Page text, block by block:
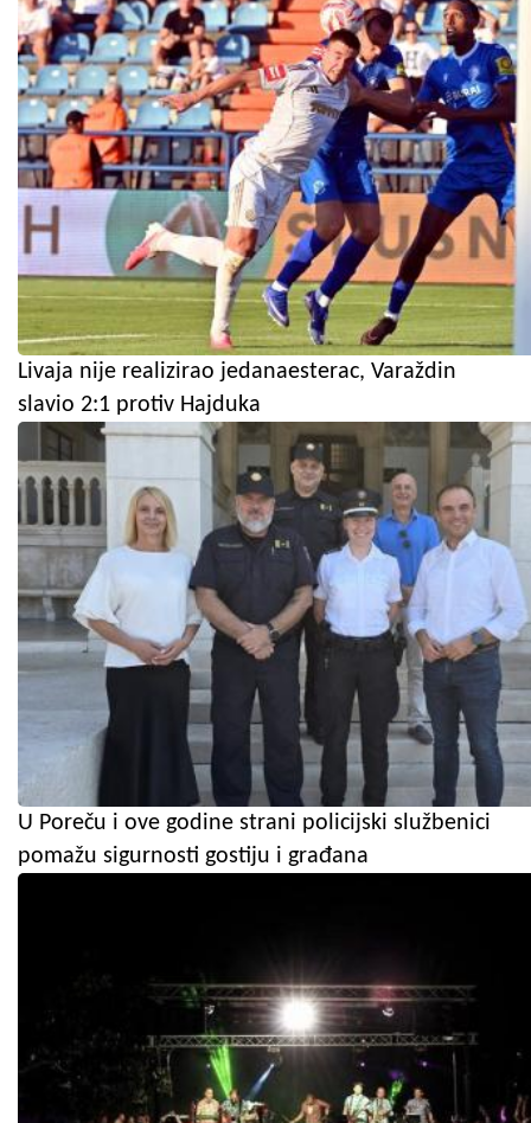
Livaja nije realizirao jedanaesterac, Varaždin
slavio 2:1 protiv Hajduka
U Poreču i ove godine strani policijski službenici
pomažu sigurnosti gostiju i građana